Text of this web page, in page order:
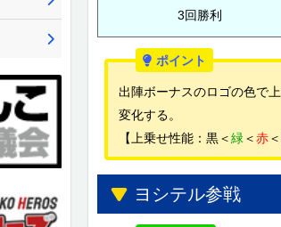
3回勝利
出陣ボーナスのロゴの色で
変化する。
【上乗せ性能：黒＜緑 ＜赤＜
ヨシテル参戦